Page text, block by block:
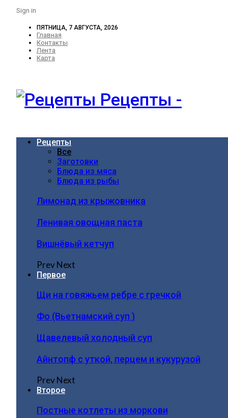
Sign in
ПЯТНИЦА, 7 АВГУСТА, 2026
Главная
Контакты
Лента
Карта
Рецепты -
Рецепты
Все
Заготовки
Блюда из мяса
Блюда из рыбы
Лимонад из крыжовника
Ленивая овощная паста
Вишнёвый кетчуп
PrevNext
Первое
Щи на говяжьем ребре с гречкой
Фо (Вьетнамский суп )
Щавелевый холодный суп
Айнтопф с уткой, перцем и кукурузой
PrevNext
Второе
Постные котлеты из моркови